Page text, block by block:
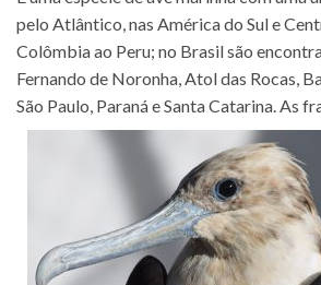
pelo Atlântico, nas América do Sul e
Colômbia ao Peru; no Brasil são
Fernando de Noronha, Atol das Rocas,
São Paulo, Paraná e Santa Catarina.As